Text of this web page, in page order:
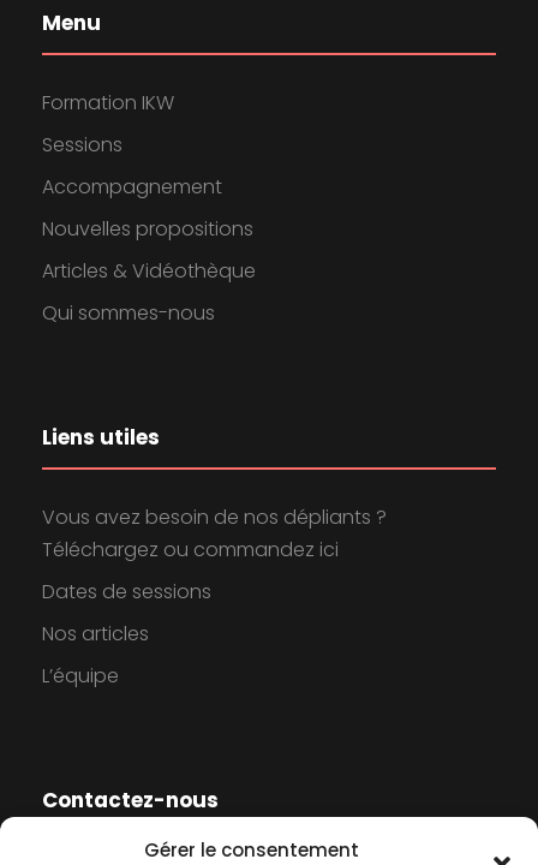
Gérer le consentement
Menu
Formation IKW
Sessions
Accompagnement
Nouvelles propositions
Articles & Vidéothèque
Qui sommes-nous
Liens utiles
Vous avez besoin de nos dépliants ?
Téléchargez ou commandez ici
Dates de sessions
Nos articles
L’équipe
Contactez-nous